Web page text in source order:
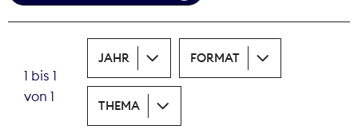
Theodor-Wolff-Preis
1 bis 1
von 1
JAHR FORMAT
THEMA